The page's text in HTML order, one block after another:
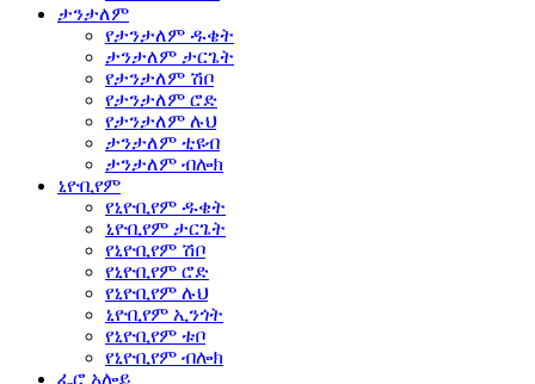
ታንታለም
የታንታለም ዱቄት
ታንታለም ታርጌት
የታንታለም ሽቦ
የታንታለም ሮድ
የታንታለም ሉህ
ታንታለም ቲዩብ
ታንታለም ብሎክ
ኒዮቢየም
የኒዮቢየም ዱቄት
ኒዮቢየም ታርጌት
የኒዮቢየም ሽቦ
የኒዮቢየም ሮድ
የኒዮቢየም ሉህ
ኒዮቢየም ኢንጎት
የኒዮቢየም ቱቦ
የኒዮቢየም ብሎክ
ፌሮ አሎይ